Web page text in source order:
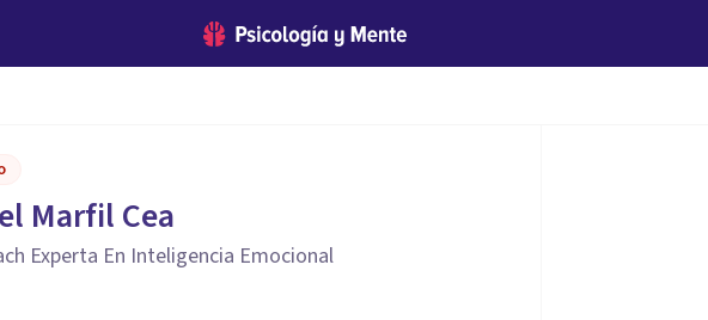
Marfil Cea
Experta En Inteligencia Emocional